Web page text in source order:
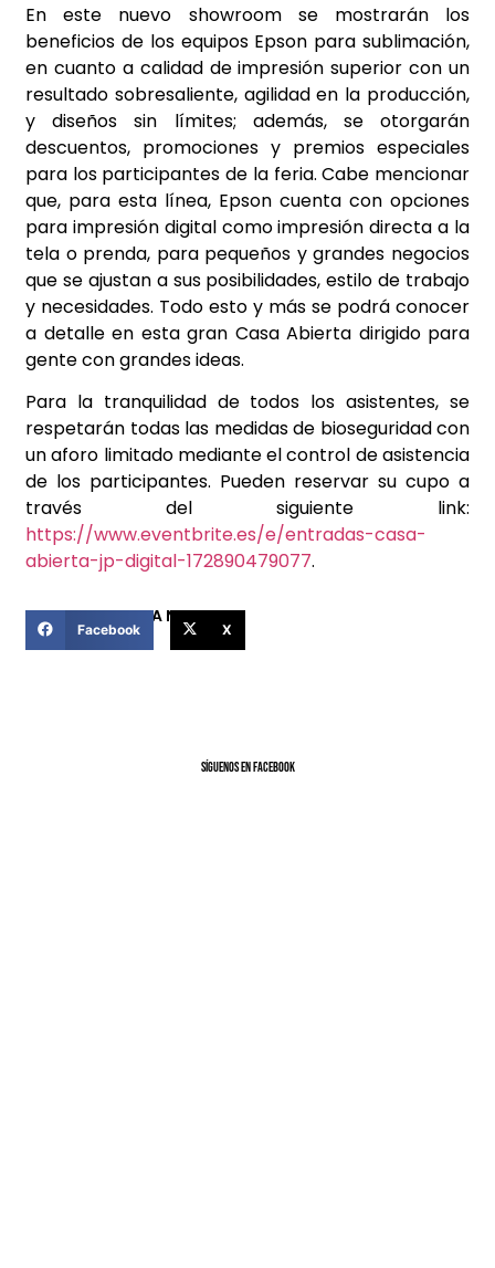
En este nuevo showroom se mostrarán los
beneficios de los equipos Epson para sublimación,
en cuanto a calidad de impresión superior con un
resultado sobresaliente, agilidad en la producción,
y diseños sin límites; además, se otorgarán
descuentos, promociones y premios especiales
para los participantes de la feria. Cabe mencionar
que, para esta línea, Epson cuenta con opciones
para impresión digital como impresión directa a la
tela o prenda, para pequeños y grandes negocios
que se ajustan a sus posibilidades, estilo de trabajo
y necesidades. Todo esto y más se podrá conocer
a detalle en esta gran Casa Abierta dirigido para
gente con grandes ideas.
Para la tranquilidad de todos los asistentes, se
respetarán todas las medidas de bioseguridad con
un aforo limitado mediante el control de asistencia
de los participantes. Pueden reservar su cupo a
través del siguiente link:
https://www.eventbrite.es/e/entradas-casa-
abierta-jp-digital-172890479077.
COMPARTIR ESTA NOTICIA
Facebook X
SíGUENOS EN FACEBOOK